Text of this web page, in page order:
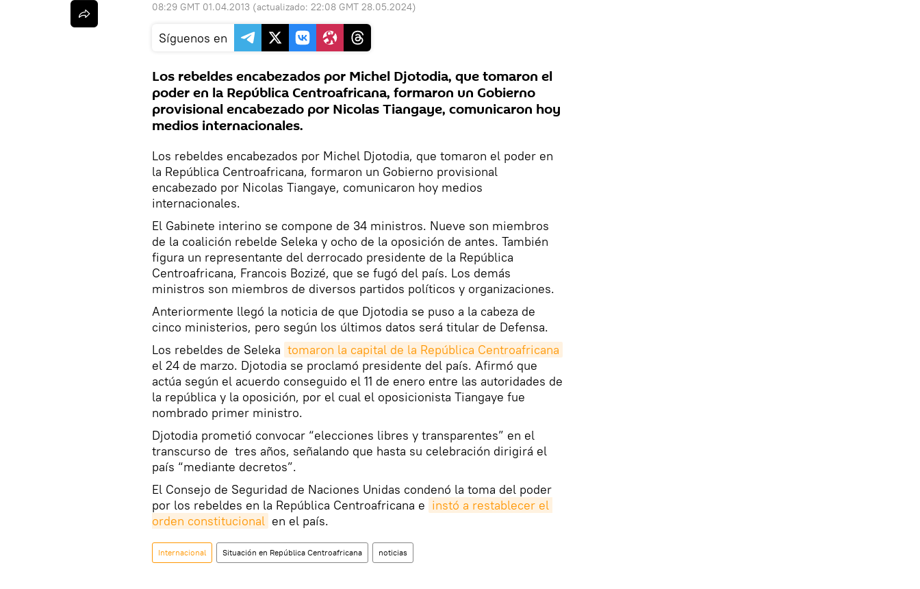
08:29 GMT 01.04.2013 (actualizado: 22:08 GMT 28.05.2024)
Síguenos en
Los rebeldes encabezados por Michel Djotodia, que tomaron el
poder en la República Centroafricana, formaron un Gobierno
provisional encabezado por Nicolas Tiangaye, comunicaron hoy
medios internacionales.
Los rebeldes encabezados por Michel Djotodia, que tomaron el poder en
la República Centroafricana, formaron un Gobierno provisional
encabezado por Nicolas Tiangaye, comunicaron hoy medios
internacionales.
El Gabinete interino se compone de 34 ministros. Nueve son miembros
de la coalición rebelde Seleka y ocho de la oposición de antes. También
figura un representante del derrocado presidente de la República
Centroafricana, Francois Bozizé, que se fugó del país. Los demás
ministros son miembros de diversos partidos políticos y organizaciones.
Anteriormente llegó la noticia de que Djotodia se puso a la cabeza de
cinco ministerios, pero según los últimos datos será titular de Defensa.
Los rebeldes de Seleka tomaron la capital de la República Centroafricana
el 24 de marzo. Djotodia se proclamó presidente del país. Afirmó que
actúa según el acuerdo conseguido el 11 de enero entre las autoridades de
la república y la oposición, por el cual el oposicionista Tiangaye fue
nombrado primer ministro.
Djotodia prometió convocar “elecciones libres y transparentes” en el
transcurso de tres años, señalando que hasta su celebración dirigirá el
país “mediante decretos”.
El Consejo de Seguridad de Naciones Unidas condenó la toma del poder
por los rebeldes en la República Centroafricana e instó a restablecer el
orden constitucional en el país.
Internacional Situación en República Centroafricana noticias